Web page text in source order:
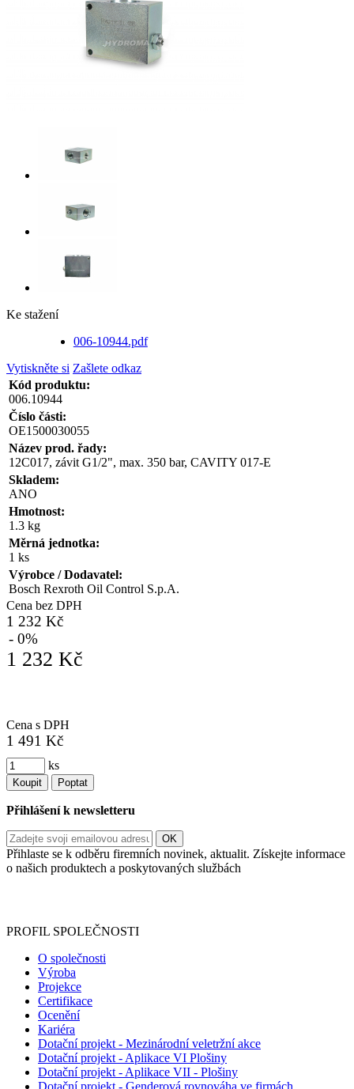
Ke stažení
006-10944.pdf
Vytiskněte si Zašlete odkaz
Kód produktu:
006.10944
Číslo části:
OE1500030055
Název prod. řady:
12C017, závit G1/2", max. 350 bar, CAVITY 017-E
Skladem:
ANO
Hmotnost:
1.3 kg
Měrná jednotka:
1 ks
Výrobce / Dodavatel:
Bosch Rexroth Oil Control S.p.A.
Cena bez DPH
1 232 Kč
- 0%
1 232 Kč
Cena s DPH
1 491 Kč
ks
Koupit Poptat
Přihlášení k newsletteru
Přihlaste se k odběru firemních novinek, aktualit. Získejte informace
o našich produktech a poskytovaných službách
PROFIL SPOLEČNOSTI
O společnosti
Výroba
Projekce
Certifikace
Ocenění
Kariéra
Dotační projekt - Mezinárodní veletržní akce
Dotační projekt - Aplikace VI Plošiny
Dotační projekt - Aplikace VII - Plošiny